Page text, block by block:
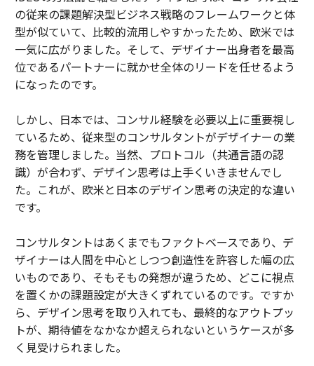
の従来の課題解決型ビジネス戦略のフレームワークと体
型が似ていて、比較的流用しやすかったため、欧米では
一気に広がりました。そして、デザイナー出身者を最高
位であるパートナーに就かせ全体のリードを任せるよう
になったのです。
しかし、日本では、コンサル経験を必要以上に重要視し
ているため、従来型のコンサルタントがデザイナーの業
務を管理しました。当然、プロトコル（共通言語の認
識）が合わず、デザイン思考は上手くいきませんでし
た。これが、欧米と日本のデザイン思考の決定的な違い
です。
コンサルタントはあくまでもファクトベースであり、デ
ザイナーは人間を中心としつつ創造性を許容した幅の広
いものであり、そもそもの発想が違うため、どこに視点
を置くかの課題設定が大きくずれているのです。ですか
ら、デザイン思考を取り入れても、最終的なアウトプッ
トが、期待値をなかなか超えられないというケースが多
く見受けられました。